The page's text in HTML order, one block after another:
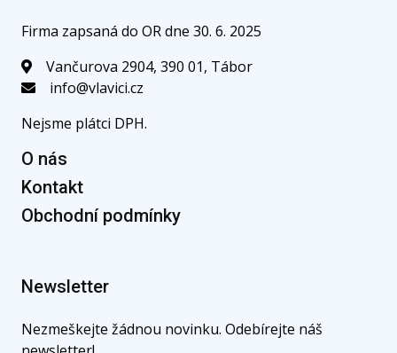
Firma zapsaná do OR dne 30. 6. 2025
Vančurova 2904, 390 01, Tábor
info@vlavici.cz
Nejsme plátci DPH.
O nás
Kontakt
Obchodní podmínky
Newsletter
Nezmeškejte žádnou novinku. Odebírejte náš